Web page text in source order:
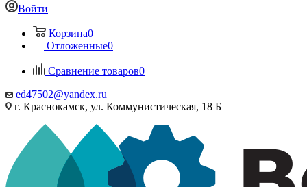
Войти
Корзина0
Отложенные0
Сравнение товаров0
ed47502@yandex.ru
г. Краснокамск, ул. Коммунистическая, 18 Б